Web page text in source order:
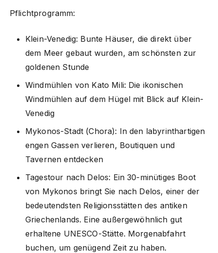
Pflichtprogramm:
Klein-Venedig: Bunte Häuser, die direkt über
dem Meer gebaut wurden, am schönsten zur
goldenen Stunde
Windmühlen von Kato Mili: Die ikonischen
Windmühlen auf dem Hügel mit Blick auf Klein-
Venedig
Mykonos-Stadt (Chora): In den labyrinthartigen
engen Gassen verlieren, Boutiquen und
Tavernen entdecken
Tagestour nach Delos: Ein 30-minütiges Boot
von Mykonos bringt Sie nach Delos, einer der
bedeutendsten Religionsstätten des antiken
Griechenlands. Eine außergewöhnlich gut
erhaltene UNESCO-Stätte. Morgenabfahrt
buchen, um genügend Zeit zu haben.